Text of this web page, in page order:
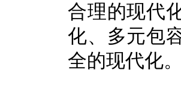
合理的现代
化、多元包
全的现代化。